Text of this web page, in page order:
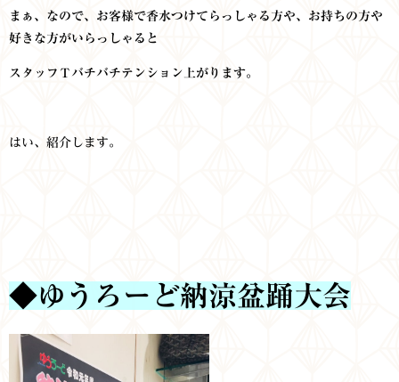
まぁ、なので、お客様で香水つけてらっしゃる方や、お持ちの方や
好きな方がいらっしゃると
スタッフＴバチバチテンション上がります。
はい、紹介します。
◆ゆうろーど納涼盆踊大会